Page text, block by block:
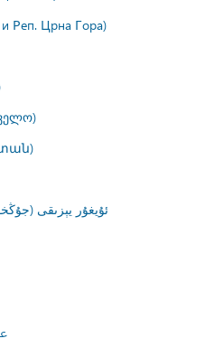
и Реп. Црна Гора)
ئۇيغۇر يېزىقى